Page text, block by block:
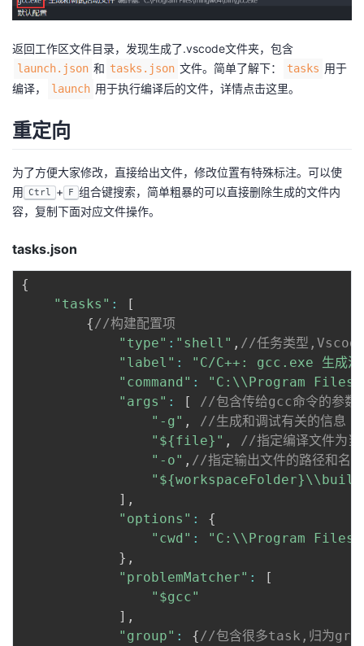
返回工作区文件目录，发现生成了.vscode文件夹，包含
launch.json 和 tasks.json 文件。简单了解下： tasks 用于
编译，
launch 用于执行编译后的文件，详情点击这里。
重定向
为了方便大家修改，直接给出文件，修改位置有特殊标注。可以使
用 Ctrl + F 组合键搜索，简单粗暴的可以直接删除生成的文件内
容，复制下面对应文件操作。
tasks.json
{
"tasks" :
[
{ //构建配置项
"type" : "shell" , //任务类型
"label" :
"C/C++: gcc.exe 生成活
"command" :
"C:\\Program
"args" : [
//包含传给gcc命令的参数
"-g" ,
//生成和调试有关的信息
"${file}" ,
//指定编译文件为当
"-o" , //指定输出文件的路径和名称
] ,
"options" :
{
"cwd" :
"C:\\Program
} ,
"problemMatcher" :
[
"$gcc"
] ,
"group" : { //包含很多task,归为